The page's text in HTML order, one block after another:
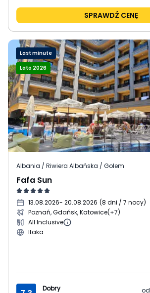
SPRAWDŹ CENĘ
Last minute
Lato 2026
Albania / Riwiera Albańska / Golem
Fafa Sun
13.08.2026- 20.08.2026 (8 dni / 7 nocy)
Poznań, Gdańsk, Katowice(+7)
All Inclusive
Itaka
Dobry od